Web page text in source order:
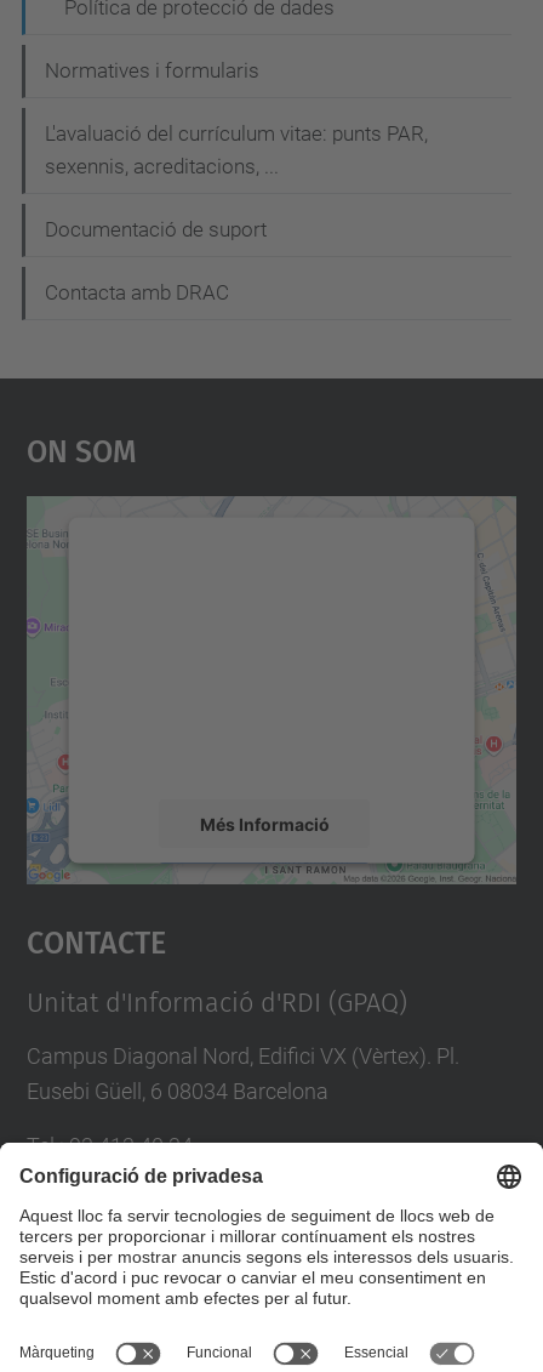
ó
Política de protecció de dades
Normatives i formularis
L'avaluació del currículum vitae: punts PAR,
sexennis, acreditacions, ...
Documentació de suport
Contacta amb DRAC
On Som
Més Informació
Accepta
powered by
Contacte
Unitat d'Informació d'RDI (GPAQ)
Campus Diagonal Nord, Edifici VX (Vèrtex). Pl.
Eusebi Güell, 6 08034 Barcelona
Tel.:93 413 40 34
Directori UPC
Formulari de contacte